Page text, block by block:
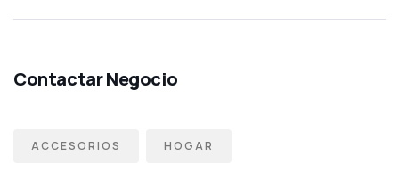
ACCESORIOS HOGAR